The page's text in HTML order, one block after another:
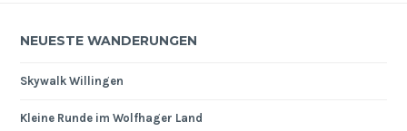
NEUESTE WANDERUNGEN
Skywalk Willingen
Kleine Runde im Wolfhager Land